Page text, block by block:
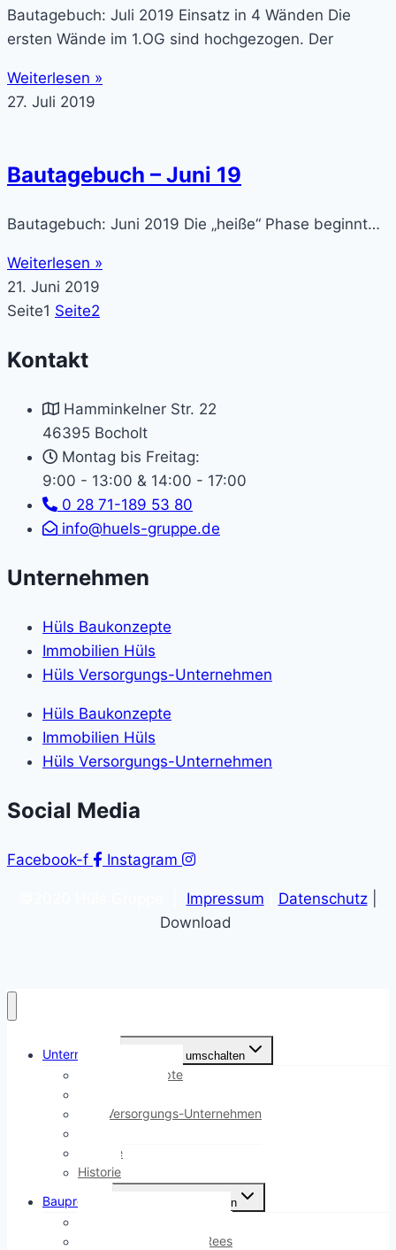
Bautagebuch: Juli 2019 Einsatz in 4 Wänden Die
ersten Wände im 1.OG sind hochgezogen. Der
Weiterlesen »
27. Juli 2019
Bautagebuch – Juni 19
Bautagebuch: Juni 2019 Die „heiße“ Phase beginnt…
Weiterlesen »
21. Juni 2019
Seite1 Seite2
Kontakt
Hamminkelner Str. 22
46395 Bocholt
Montag bis Freitag:
9:00 - 13:00 & 14:00 - 17:00
0 28 71-189 53 80
info@huels-gruppe.de
Unternehmen
Hüls Baukonzepte
Immobilien Hüls
Hüls Versorgungs-Unternehmen
Hüls Baukonzepte
Immobilien Hüls
Hüls Versorgungs-Unternehmen
Social Media
Facebook-f Instagram
Impressum Datenschutz
Download
Unternehmen Untermenü umschalten
Hüls Baukonzepte
Hüls Versorgungs-Unternehmen
Karriere
Historie
Bauprojekte
Untermenü umschalten
Stadtgarten Quartier, Rees